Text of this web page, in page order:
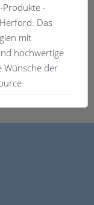
Produkte -
Das
mit
hochwertige
Wünsche der